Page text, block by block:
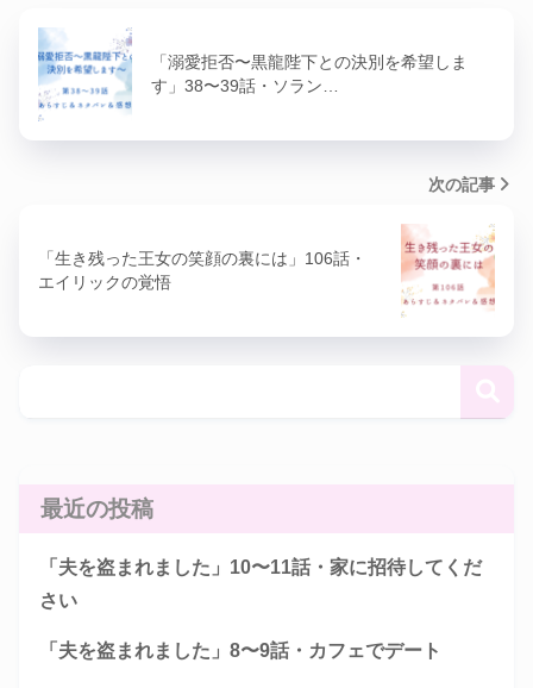
「溺愛拒否〜黒龍陛下との決別を希望しま
す」38〜39話・ソラン…
次の記事
「生き残った王女の笑顔の裏には」106話・
エイリックの覚悟
最近の投稿
「夫を盗まれました」10〜11話・家に招待してくだ
さい
「夫を盗まれました」8〜9話・カフェでデート